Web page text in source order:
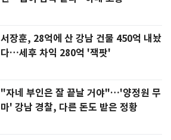
서장훈, 28억에 산 강남 건물 450억 내놨
다…세후 차익 280억 '잭팟'
"자네 부인은 잘 끝날 거야"…'양정원 무
마' 강남 경찰, 다른 돈도 받은 정황